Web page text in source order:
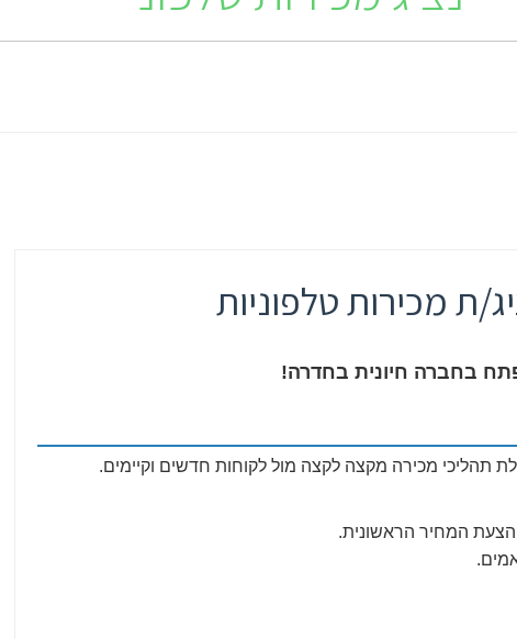
ת מכירות טלפוניות
בחברה חיונית בחדרה!
תהליכי מכירה מקצה לקצה מול לקוחות חדשים וקיימים.
המחיר הראשונית.